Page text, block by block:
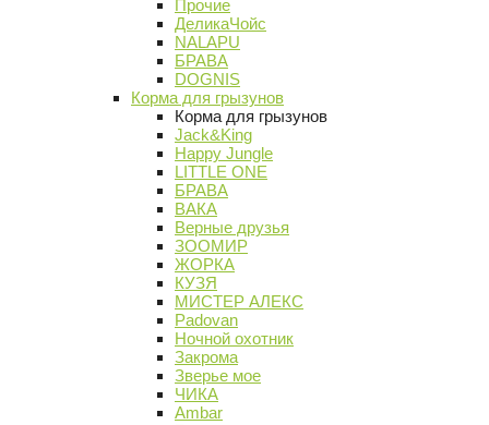
Прочие
ДеликаЧойс
NALAPU
БРАВА
DOGNIS
Корма для грызунов
Корма для грызунов
Jack&King
Happy Jungle
LITTLE ONE
БРАВА
ВАКА
Верные друзья
ЗООМИР
ЖОРКА
КУЗЯ
МИСТЕР АЛЕКС
Padovan
Ночной охотник
Закрома
Зверье мое
ЧИКА
Ambar